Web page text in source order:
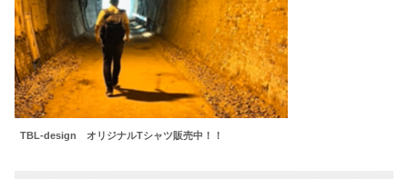
TBL-design オリジナルTシャツ販売中！！